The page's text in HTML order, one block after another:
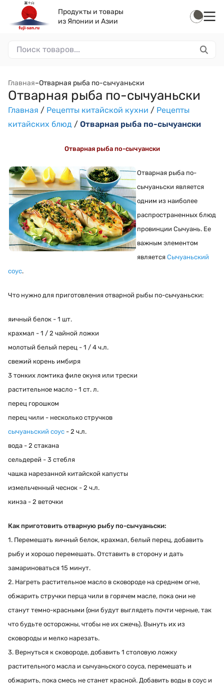
Продукты и товары
из Японии и Азии
Главная–Отварная рыба по-сычуаньски
Отварная рыба по-сычуаньски
Главная / Рецепты китайской кухни / Рецепты
китайских блюд / Отварная рыба по-сычуански
Отварная рыба по-сычуански
Отварная рыба по-
сычуаньски является
одним из наиболее
распространенных блюд
провинции Сычуань. Ее
важным элементом
является Сычуаньский
соус.
Что нужно для приготовления отварной рыбы по-сычуаньски:
яичный белок - 1 шт.
крахмал - 1 / 2 чайной ложки
молотый белый перец - 1 / 4 ч.л.
свежий корень имбиря
3 тонких ломтика филе окуня или трески
растительное масло - 1 ст. л.
перец горошком
перец чили - несколько стручков
сычуаньский соус - 2 ч.л.
вода - 2 стакана
сельдерей - 3 стебля
чашка нарезанной китайской капусты
измельченный чеснок - 2 ч.л.
кинза - 2 веточки
Как приготовить отварную рыбу по-сычуаньски:
1. Перемешать яичный белок, крахмал, белый перец, добавить
рыбу и хорошо перемешать. Отставить в сторону и дать
замариноваться 15 минут.
2. Нагреть растительное масло в сковороде на среднем огне,
обжарить стручки перца чили в горячем масле, пока они не
станут темно-красными (они будут выглядеть почти черные, так
что будьте осторожны, чтобы не их сжечь). Вынуть их из
сковороды и мелко нарезать.
3. Вернуться к сковороде, добавить 1 столовую ложку
растительного масла и сычуаньского соуса, перемешать и
обжарить, пока смесь не станет красной. Добавить воды в соус и